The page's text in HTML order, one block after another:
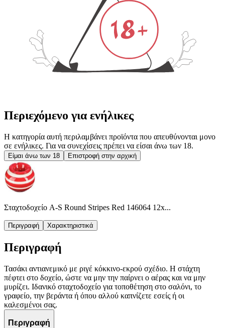
Περιεχόμενο για ενήλικες
Η κατηγορία αυτή περιλαμβάνει προϊόντα που απευθύνονται μονο
σε ενήλικες. Για να συνεχίσεις πρέπει να είσαι άνω των 18.
Είμαι άνω των 18 Επιστροφή στην αρχική
Σταχτοδοχείο A-S Round Stripes Red 146064 12x...
Περιγραφή Χαρακτηριστικά
Περιγραφή
Τασάκι αντιανεμικό με ριγέ κόκκινο-εκρού σχέδιο. Η στάχτη
πέφτει στο δοχείο, ώστε να μην την παίρνει ο αέρας και να μην
μυρίζει. Ιδανικό σταχτοδοχείο για τοποθέτηση στο σαλόνι, το
γραφείο, την βεράντα ή όπου αλλού καπνίζετε εσείς ή οι
καλεσμένοι σας.
Περιγραφή